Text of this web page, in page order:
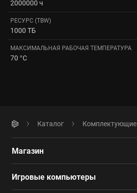
2000000 ч
РЕСУРС (TBW)
1000 ТБ
МАКСИМАЛЬНАЯ РАБОЧАЯ ТЕМПЕРАТУРА
70 °C
Каталог Комплектующие
Магазин
Игровые компьютеры